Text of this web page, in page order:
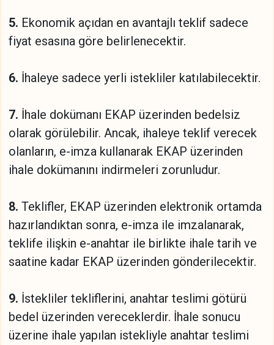
5. Ekonomik açıdan en avantajlı teklif sadece
fiyat esasına göre belirlenecektir.
6. İhaleye sadece yerli istekliler katılabilecektir.
7. İhale dokümanı EKAP üzerinden bedelsiz
olarak görülebilir. Ancak, ihaleye teklif verecek
olanların, e-imza kullanarak EKAP üzerinden
ihale dokümanını indirmeleri zorunludur.
8. Teklifler, EKAP üzerinden elektronik ortamda
hazırlandıktan sonra, e-imza ile imzalanarak,
teklife ilişkin e-anahtar ile birlikte ihale tarih ve
saatine kadar EKAP üzerinden gönderilecektir.
9. İstekliler tekliflerini, anahtar teslimi götürü
bedel üzerinden vereceklerdir. İhale sonucu
üzerine ihale yapılan istekliyle anahtar teslimi